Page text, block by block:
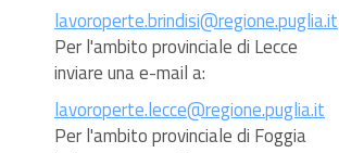
lavoroperte.brindisi@regione.puglia.it
Per l'ambito provinciale di Lecce
inviare una e-mail a:
lavoroperte.lecce@regione.puglia.it
Per l'ambito provinciale di Foggia